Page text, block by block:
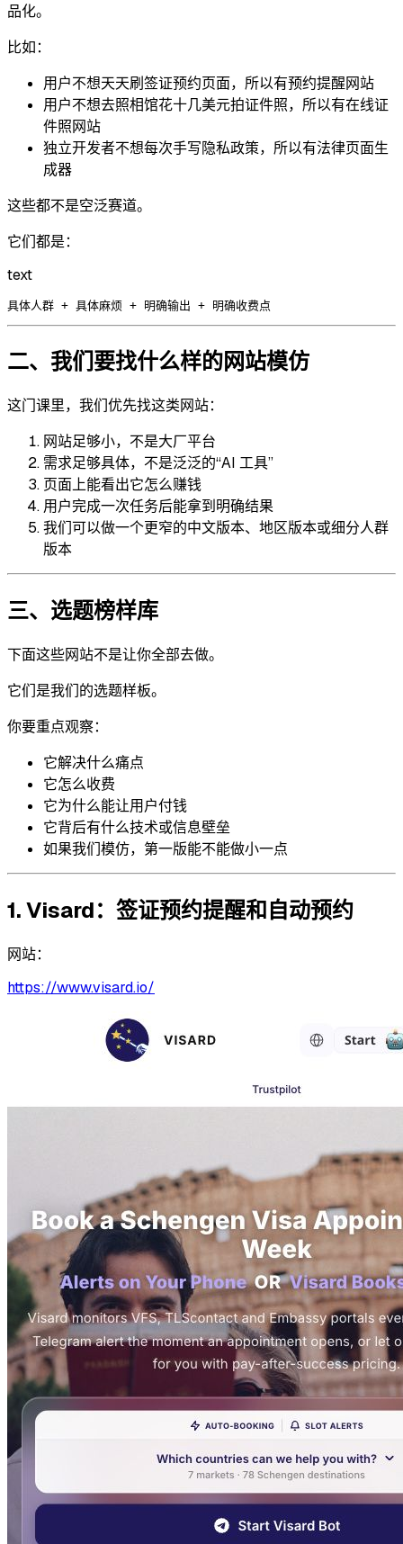
品化。
比如：
用户不想天天刷签证预约页面，所以有预约提醒网站
用户不想去照相馆花十几美元拍证件照，所以有在线证
件照网站
独立开发者不想每次手写隐私政策，所以有法律页面生
成器
这些都不是空泛赛道。
它们都是：
text
二、我们要找什么样的网站模仿
这门课里，我们优先找这类网站：
网站足够小，不是大厂平台
需求足够具体，不是泛泛的“AI 工具”
页面上能看出它怎么赚钱
用户完成一次任务后能拿到明确结果
我们可以做一个更窄的中文版本、地区版本或细分人群
版本
三、选题榜样库
下面这些网站不是让你全部去做。
它们是我们的选题样板。
你要重点观察：
它解决什么痛点
它怎么收费
它为什么能让用户付钱
它背后有什么技术或信息壁垒
如果我们模仿，第一版能不能做小一点
1. Visard：签证预约提醒和自动预约
网站：
https://www.visard.io/